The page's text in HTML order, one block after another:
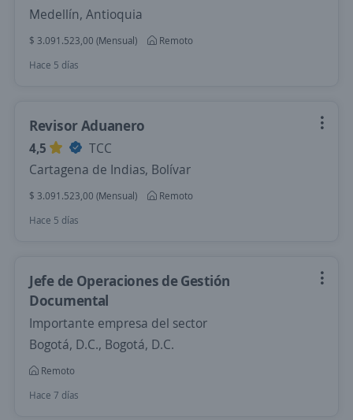
Medellín, Antioquia
$ 3.091.523,00 (Mensual)
Remoto
Hace 5 días
Revisor Aduanero
4,5
TCC
Cartagena de Indias, Bolívar
$ 3.091.523,00 (Mensual)
Remoto
Hace 5 días
Jefe de Operaciones de Gestión
Documental
Importante empresa del sector
Bogotá, D.C., Bogotá, D.C.
Remoto
Hace 7 días